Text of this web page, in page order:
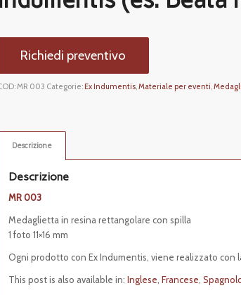
Richiedi preventivo
MR 003 Categorie: Ex Indumentis,Materiale per eventi,
Descrizione
Descrizione
MR 003
Medaglietta in resina rettangolare con spilla
1 foto 11×16 mm
Ogni prodotto con Ex Indumentis, viene realizzato con
This post is also available in:Inglese Francese